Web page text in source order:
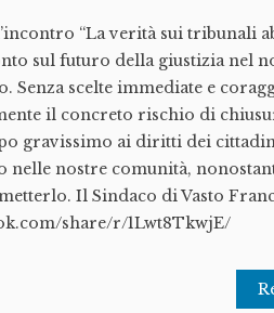
“La verità sui tribunali
sul futuro della giustizia nel
scelte immediate e
il concreto rischio di
gravissimo ai diritti dei
nelle nostre comunità,
Il Sindaco di Vasto
share/r/1Lwt8TkwjE/